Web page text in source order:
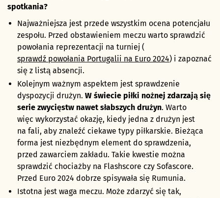
spotkania?
Najważniejsza jest przede wszystkim ocena potencjału
zespołu. Przed obstawieniem meczu warto sprawdzić
powołania reprezentacji na turniej (
sprawdź powołania Portugalii na Euro 2024) i zapoznać
się z listą absencji.
Kolejnym ważnym aspektem jest sprawdzenie
dyspozycji drużyn. W świecie piłki nożnej zdarzają się
serie zwycięstw nawet słabszych drużyn. Warto
więc wykorzystać okazję, kiedy jedna z drużyn jest
na fali, aby znaleźć ciekawe typy piłkarskie. Bieżąca
forma jest niezbędnym element do sprawdzenia,
przed zawarciem zakładu. Takie kwestie można
sprawdzić chociażby na Flashscore czy Sofascore.
Przed Euro 2024 dobrze spisywała się Rumunia.
Istotna jest waga meczu. Może zdarzyć się tak,